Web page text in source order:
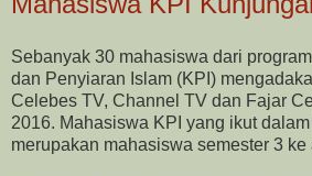
Sebanyak 30 mahasiswa dari
dan Penyiaran Islam (KPI)
Celebes TV, Channel TV dan Fajar
2016. Mahasiswa KPI yang ikut
merupakan mahasiswa semester 3 ke